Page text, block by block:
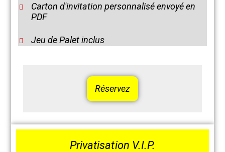
Carton d'invitation personnalisé envoyé en
PDF
Jeu de Palet inclus
Réservez
Privatisation V.I.P.